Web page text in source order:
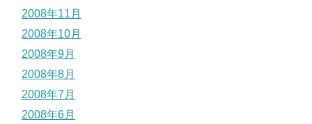
2008年11月
2008年10月
2008年9月
2008年8月
2008年7月
2008年6月